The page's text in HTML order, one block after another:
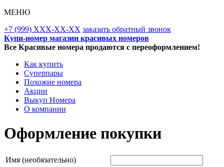
МЕНЮ
+7 (999) XXX-XX-XX заказать обратный звонок
Купи-номер магазин красивых номеров
Все Красивые номера продаются с переоформлением!
Как купить
Суперпары
Похожие номера
Акции
Выкуп Номера
О компании
Оформление покупки
Имя (необязательно)